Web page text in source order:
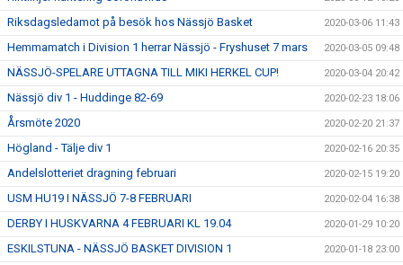
Riksdagsledamot på besök hos Nässjö Basket 2020-03-06 11:43
Hemmamatch i Division 1 herrar Nässjö - Fryshuset 7 mars 2020-03-05 09:48
NÄSSJÖ-SPELARE UTTAGNA TILL MIKI HERKEL CUP! 2020-03-04 20:42
Nässjö div 1 - Huddinge 82-69 2020-02-23 18:06
Årsmöte 2020 2020-02-20 21:37
Högland - Tälje div 1 2020-02-16 20:35
Andelslotteriet dragning februari 2020-02-15 19:20
USM HU19 I NÄSSJÖ 7-8 FEBRUARI 2020-02-04 16:38
DERBY I HUSKVARNA 4 FEBRUARI KL 19.04 2020-01-29 10:20
ESKILSTUNA - NÄSSJÖ BASKET DIVISION 1 2020-01-18 23:00